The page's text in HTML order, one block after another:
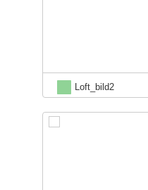
Loft_bild2